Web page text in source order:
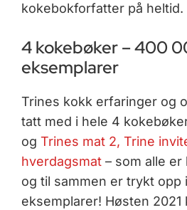
kokebokforfatter på heltid.
4 kokebøker – 400
eksemplarer
Trines kokk erfaringer og
tatt med i hele 4
og Trines mat 2, Trine
hverdagsmat– som alle er
og til sammen er trykt opp
eksemplarer! Høsten